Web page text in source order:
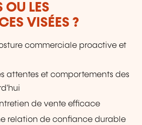
OU LES
VISÉES ?
commerciale proactive et
attentes et comportements des
de vente efficace
relation de confiance durable